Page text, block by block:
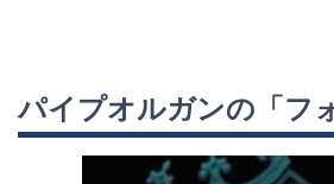
パイプオルガンの「フ